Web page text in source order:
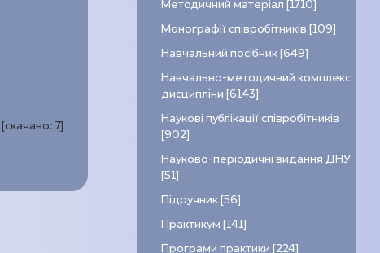
[скачано:7]
Методичний матеріал [1710]
Монографії співробітників [109]
Навчальний посібник [649]
Навчально-методичний комплекс
дисципліни [6143]
Наукові публікації співробітників
[902]
Науково-періодичні видання ДНУ
[51]
Підручник [56]
Практикум [141]
Програми практики [224]